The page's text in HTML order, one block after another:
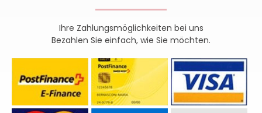
Ihre Zahlungsmöglichkeiten bei uns
Bezahlen Sie einfach, wie Sie möchten.